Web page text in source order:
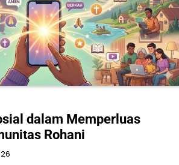
dalam Memperluas
Rohani